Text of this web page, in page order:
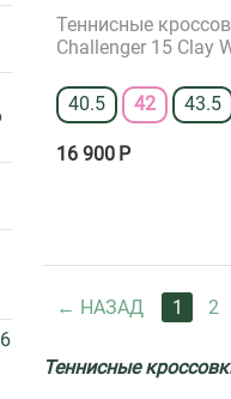
Теннисные
Challenger 15 Clay
40.5 42 43.5
16 900 Р
НАЗАД 1 2
Теннисные